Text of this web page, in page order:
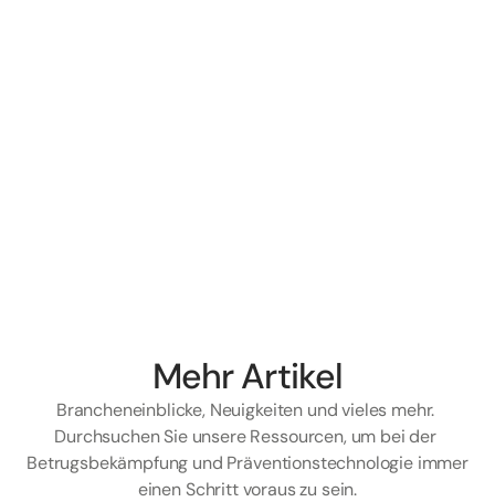
Mehr Artikel
Brancheneinblicke, Neuigkeiten und vieles mehr.
Durchsuchen Sie unsere Ressourcen, um bei der
Betrugsbekämpfung und Präventionstechnologie immer
einen Schritt voraus zu sein.